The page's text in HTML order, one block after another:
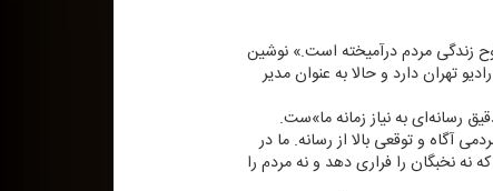
زندگی مردم درآمیخته است.» نوشین
بوده، و بیش از ۲۳ سال سابقه برنامه سازی در رادیو تهران دارد و حالا به عنوان مدیر
رسانه‌ای به نیاز زمانه ما»ست.
آگاه و توقعی بالا از رسانه. ما در
نه نخبگان را فراری دهد و نه مردم را